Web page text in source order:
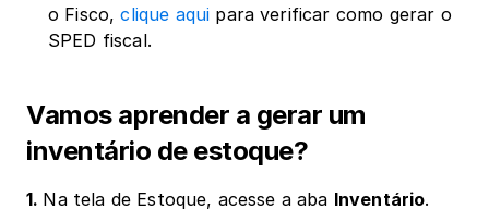
o Fisco, clique aqui para verificar como gerar o
SPED fiscal.
Vamos aprender a gerar um
inventário de estoque?
1. Na tela de Estoque, acesse a aba Inventário.